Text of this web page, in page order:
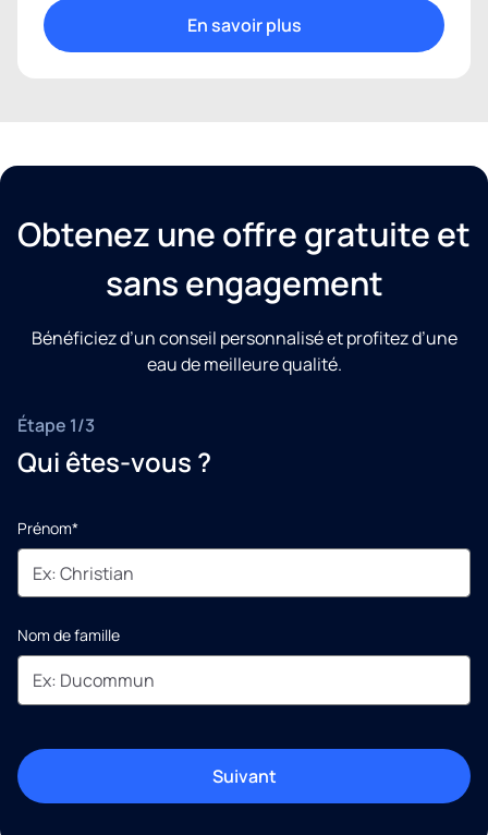
En savoir plus
Obtenez une offre gratuite et
sans engagement
Bénéficiez d’un conseil personnalisé et profitez d’une
eau de meilleure qualité.
Étape 1/3
Qui êtes-vous ?
Prénom*
Nom de famille
Suivant